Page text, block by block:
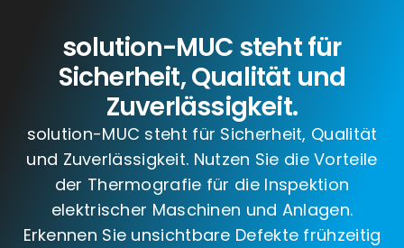
solution-MUC steht für
Sicherheit, Qualität und
Zuverlässigkeit.
solution-MUC steht für Sicherheit, Qualität
und Zuverlässigkeit. Nutzen Sie die Vorteile
der Thermografie für die Inspektion
elektrischer Maschinen und Anlagen.
Erkennen Sie unsichtbare Defekte frühzeitig